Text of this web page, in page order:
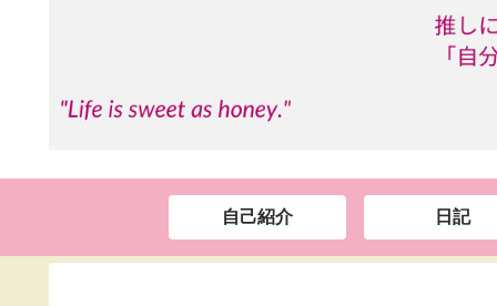
自己紹介 日記